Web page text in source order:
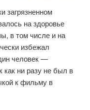
загрязненном
на здоровье
в том числе и на
избежал
человек —
как ни разу не был в
к фильму в